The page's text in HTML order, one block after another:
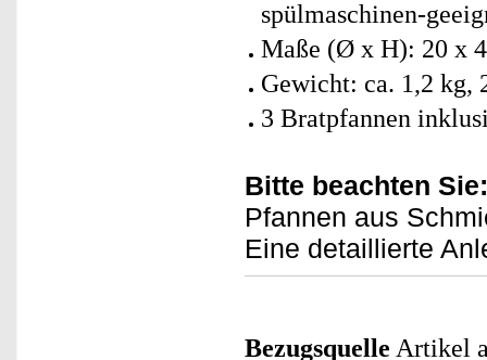
spülmaschinen-
Maße (Ø x H): 20 x
Gewicht: ca. 1,2 kg,
3 Bratpfannen
Bitte beachten Sie:
Pfannen aus
Eine detaillierte
Bezugsquelle Artikel